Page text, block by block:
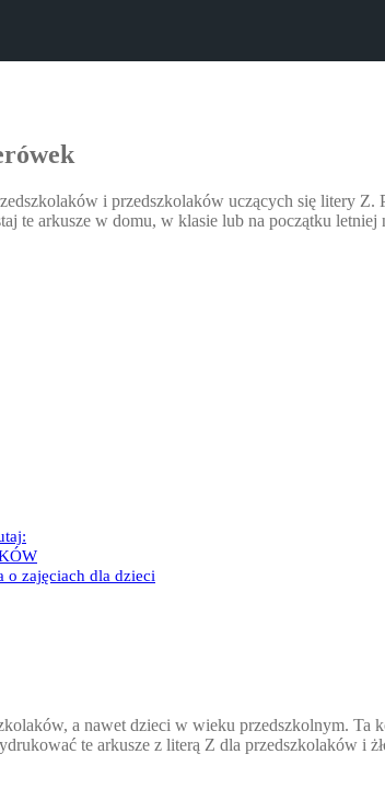
i przedszkolaków uczących się litery
te arkusze w domu, w klasie lub na początku letniej
o zajęciach dla dzieci
a nawet dzieci w wieku przedszkolnym. Ta
te arkusze z literą Z dla przedszkolaków i